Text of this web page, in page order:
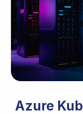
Azure